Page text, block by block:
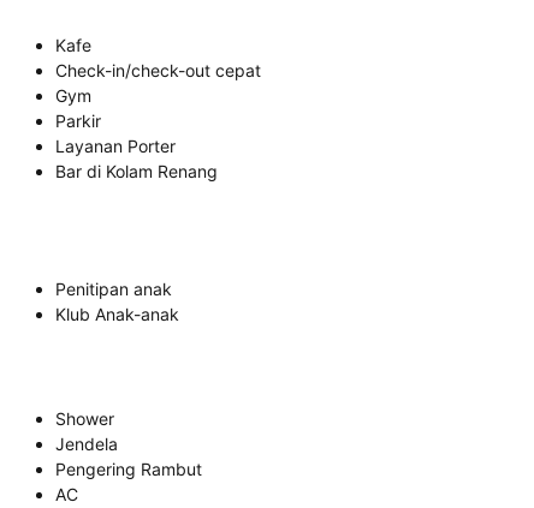
Kafe
Check-in/check-out cepat
Gym
Parkir
Layanan Porter
Bar di Kolam Renang
Penitipan anak
Klub Anak-anak
Shower
Jendela
Pengering Rambut
AC